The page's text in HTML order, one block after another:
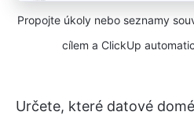
Propojte úkoly nebo seznamy
cílem a ClickUp
Určete, které datové